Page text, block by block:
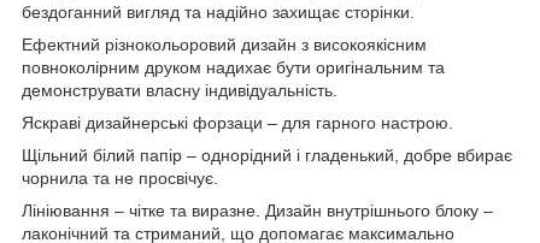
бездоганний вигляд та надійно захищає сторінки.
Ефектний різнокольоровий дизайн з високоякісним
повноколірним друком надихає бути оригінальним та
демонструвати власну індивідуальність.
Яскраві дизайнерські форзаци – для гарного настрою.
Щільний білий папір – однорідний і гладенький, добре вбирає
чорнила та не просвічує.
Лініювання – чітке та виразне. Дизайн внутрішнього блоку –
лаконічний та стриманий, що допомагає максимально